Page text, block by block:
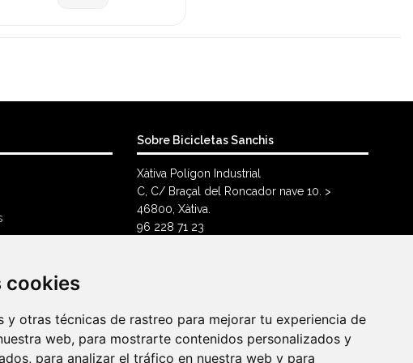
cookies
y otras técnicas de rastreo para mejorar tu experiencia de
web, para mostrarte contenidos personalizados y
para analizar el tráfico en nuestra web y para
cookies
y otras técnicas de rastreo para mejorar tu experiencia de
web, para mostrarte contenidos personalizados y
para analizar el tráfico en nuestra web y para
Sobre Bicicletas Sanchis
Xàtiva Polígon Industrial
C, C/ Braçal del Roncador nave 10. >
46800, Xàtiva.
96 228 71 23